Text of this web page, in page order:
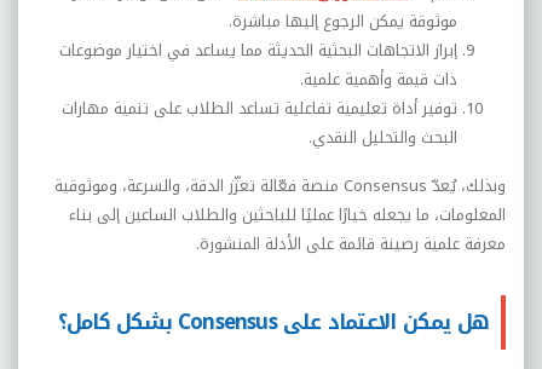
موثوقة يمكن الرجوع إليها مباشرة.
إبراز الاتجاهات البحثية الحديثة مما يساعد في اختيار موضوعات
ذات قيمة وأهمية علمية.
توفير أداة تعليمية تفاعلية تساعد الطلاب على تنمية مهارات
البحث والتحليل النقدي.
وبذلك، يُعدّ Consensus منصة فعّالة تعزّز الدقة، والسرعة، وموثوقية
المعلومات، ما يجعله خيارًا عمليًا للباحثين والطلاب الساعين إلى بناء
معرفة علمية رصينة قائمة على الأدلة المنشورة.
هل يمكن الاعتماد على Consensus بشكل كامل؟